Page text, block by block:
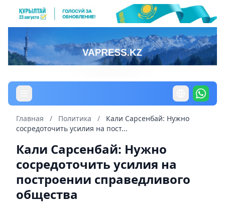
Главная / Политика /
Кали Сарсенбай: Нужно
сосредоточить усилия на пост...
Кали Сарсенбай: Нужно
сосредоточить усилия на
построении справедливого
общества